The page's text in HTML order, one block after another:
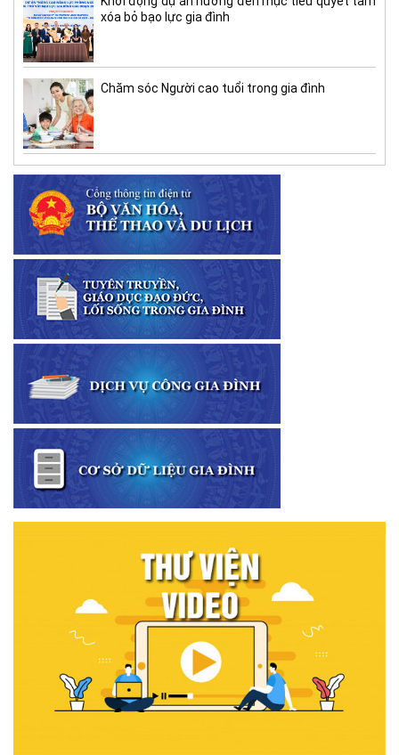
xóa bỏ bạo lực gia đình
Chăm sóc Người cao tuổi trong gia đình